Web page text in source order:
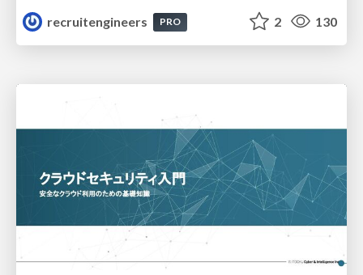
recruitengineers
PRO 2 130